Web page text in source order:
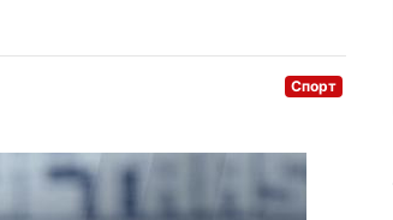
Спорт